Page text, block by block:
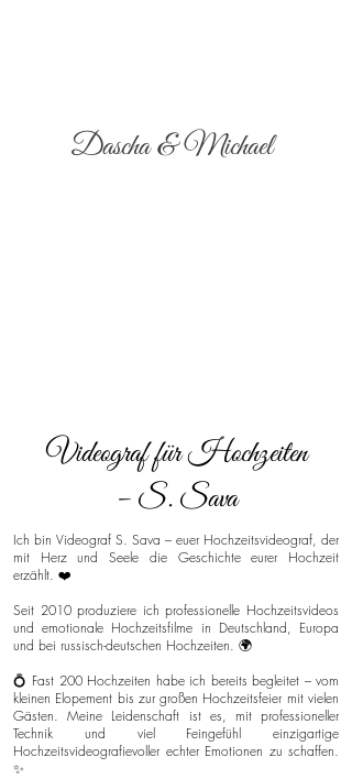
Dascha & Michael
Videograf für Hochzeiten
– S. Sava
Ich bin Videograf S. Sava – euer Hochzeitsvideograf, der
mit Herz und Seele die Geschichte eurer Hochzeit
erzählt. ❤️
Seit 2010 produziere ich professionelle Hochzeitsvideos
und emotionale Hochzeitsfilme in Deutschland, Europa
und bei russisch-deutschen Hochzeiten. 🌍
💍 Fast 200 Hochzeiten habe ich bereits begleitet – vom
kleinen Elopement bis zur großen Hochzeitsfeier mit vielen
Gästen. Meine Leidenschaft ist es, mit professioneller
Technik und viel Feingefühl einzigartige
Hochzeitsvideografievoller echter Emotionen zu schaffen.
✨